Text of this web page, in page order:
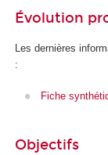
Évolution
Les dernières
:
Fiche
Objectifs